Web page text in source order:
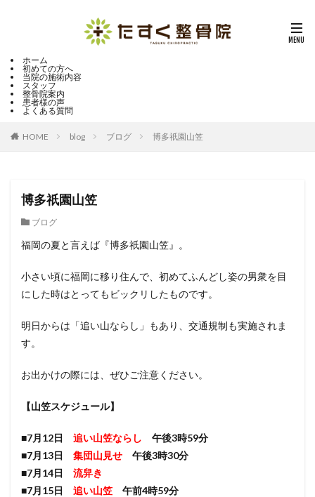
ホーム
初めての方へ
当院の施術内容
スタッフ
整骨院案内
患者様の声
よくある質問
HOME blog ブログ 博多祇園山笠
博多祇園山笠
ブログ
福岡の夏と言えば『博多祇園山笠』。
小さい頃に福岡に移り住んで、初めてふんどし姿の男衆を目
にした時はとってもビックリしたものです。
明日からは「追い山ならし」もあり、交通規制も実施されま
す。
お出かけの際には、ぜひご注意ください。
【山笠スケジュール】
■7月12日 追い山笠ならし 午後3時59分
■7月13日 集団山見せ 午後3時30分
■7月14日 流舁き
■7月15日 追い山笠 午前4時59分